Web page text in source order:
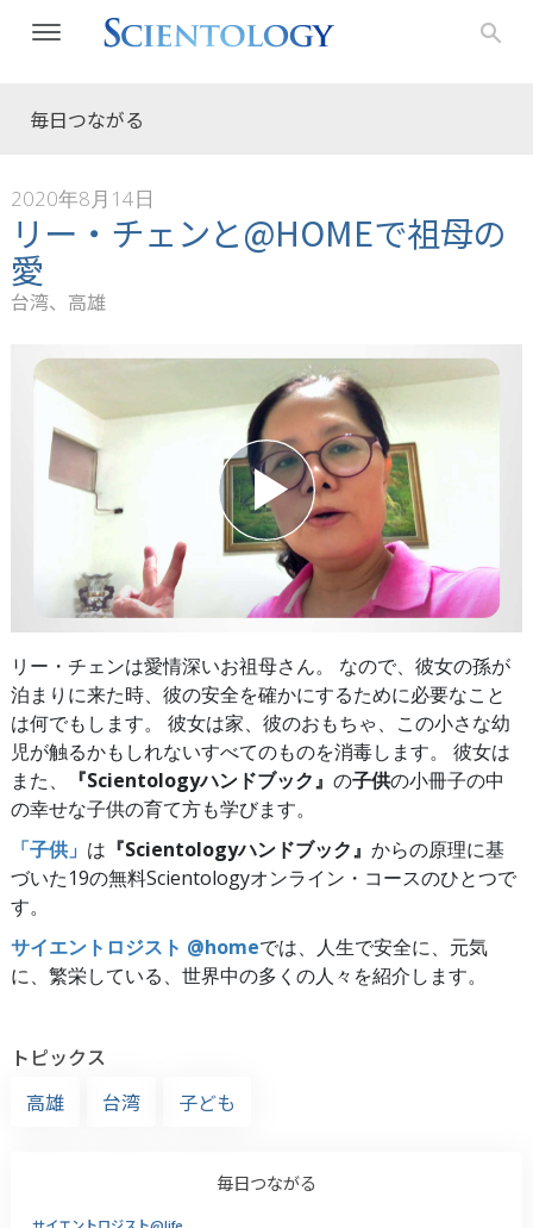
毎日つながる
2020年8月14日
リー・チェンと@HOMEで祖母の
愛
台湾、高雄
リー・チェンは愛情深いお祖母さん。 なので、彼女の孫が
泊まりに来た時、彼の安全を確かにするために必要なこと
は何でもします。 彼女は家、彼のおもちゃ、この小さな幼
児が触るかもしれないすべてのものを消毒します。 彼女は
また、
『Scientologyハンドブック』 の子供の小冊子の中
の幸せな子供の育て方も学びます。
「子供」 は 『Scientologyハンドブック』 からの原理に基
づいた19の無料Scientologyオンライン・コースのひとつで
す。
サイエントロジスト @homeでは、人生で安全に、元気
に、繁栄している、世界中の多くの人々を紹介します。
トピックス
高雄
台湾 子ども
毎日つながる